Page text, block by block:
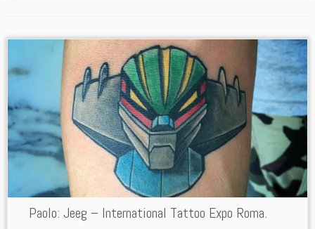
Paolo: Jeeg – International Tattoo Expo Roma.